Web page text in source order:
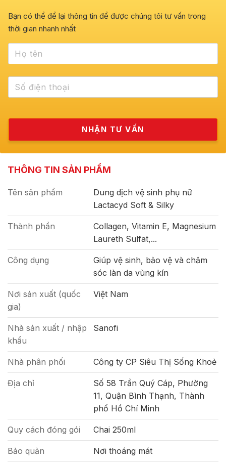
Bạn có thể để lại thông tin để được chúng tôi tư vấn trong
thời gian nhanh nhất
THÔNG TIN SẢN PHẨM
Tên sản phẩm
Dung dịch vệ sinh phụ nữ
Lactacyd Soft & Silky
Thành phần
Collagen, Vitamin E, Magnesium
Laureth Sulfat,...
Công dụng
Giúp vệ sinh, bảo vệ và chăm
sóc làn da vùng kín
Nơi sản xuất (quốc
gia)
Việt Nam
Nhà sản xuất / nhập
khẩu
Sanofi
Nhà phân phối Công ty CP Siêu Thị Sống Khoẻ
Địa chỉ
Số 58 Trần Quý Cáp, Phường
11, Quận Bình Thạnh, Thành
phố Hồ Chí Minh
Quy cách đóng gói Chai 250ml
Bảo quản Nơi thoáng mát